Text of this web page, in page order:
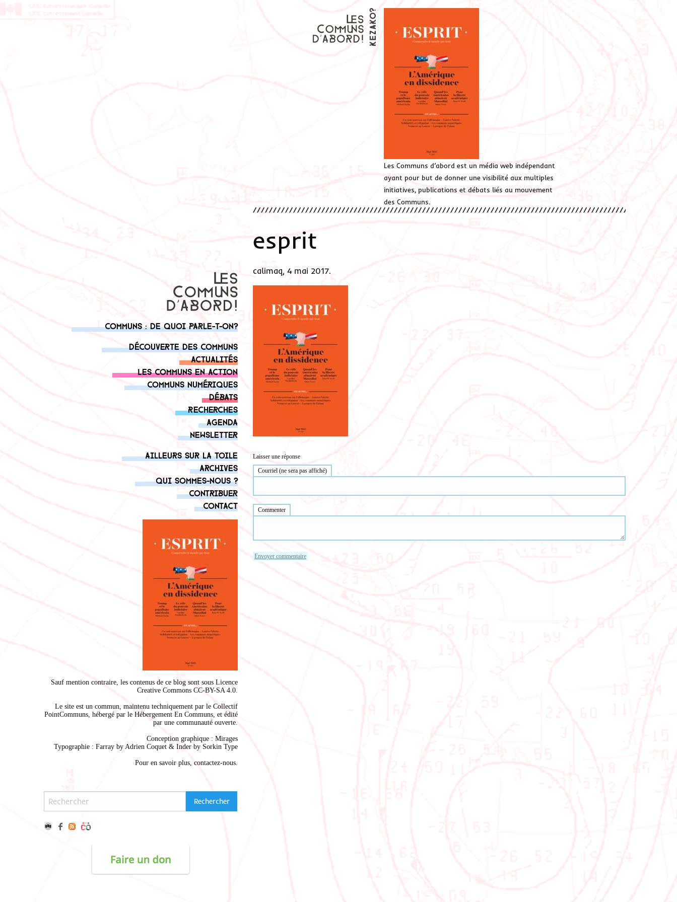
Les Communs d’abord est un média web indépendant
ayant pour but de donner une visibilité aux multiples
initiatives, publications et débats liés au mouvement
des Communs.
Communs : de quoi parle-t-on?
Découverte des communs
Actualités
Les communs en action
Communs numériques
Débats
Recherches
Agenda
Newsletter
Ailleurs sur la toile
Archives
Qui sommes-nous ?
Contribuer
Contact
Sauf mention contraire, les contenus de ce blog sont sous Licence
Creative Commons CC-BY-SA 4.0.
Le site est un commun, maintenu techniquement par le Collectif
PointCommuns, hébergé par le Hébergement En Communs, et édité
par une communauté ouverte.
Conception graphique : Mirages
Typographie : Farray by Adrien Coquet & Inder by Sorkin Type
Pour en savoir plus, contactez-nous.
esprit
calimaq, 4 mai 2017.
Laisser une réponse
Courriel (ne sera pas affiché)
Commenter